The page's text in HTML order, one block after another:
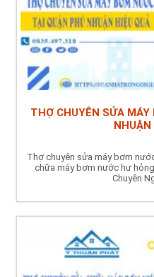
THỢ CHUYÊN SỬA
NHUẬN
Thợ chuyên sửa máy bơm
chữa máy bơm nước hư hỏng
Chuyên